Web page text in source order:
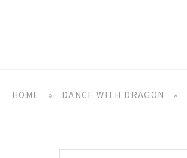
HOME » DANCE WITH DRAGON »